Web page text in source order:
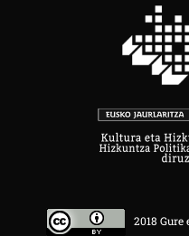
2018